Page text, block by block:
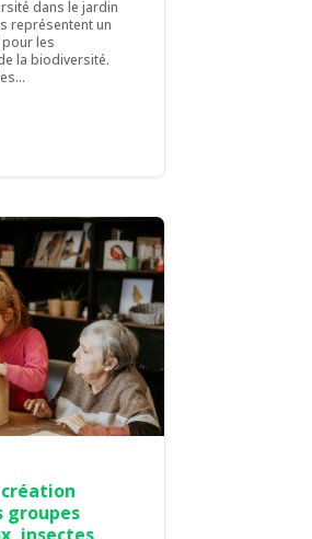
dans le jardin
représentent un
pour les
la biodiversité.
groupes